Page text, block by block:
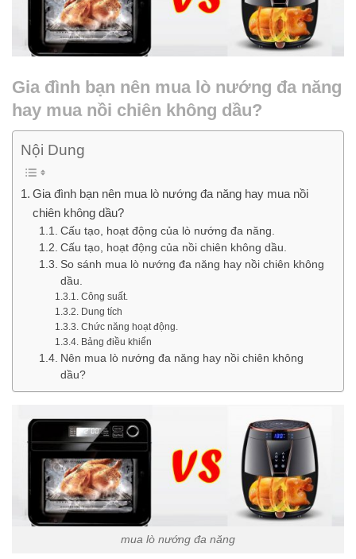
Gia đình bạn nên mua lò nướng đa năng
hay mua nồi chiên không dầu?
Nội Dung
Gia đình bạn nên mua lò nướng đa năng hay mua nồi
chiên không dầu?
Cấu tạo, hoạt động của lò nướng đa năng.
Cấu tạo, hoạt động của nồi chiên không dầu.
So sánh mua lò nướng đa năng hay nồi chiên không
dầu.
Công suất.
Dung tích
Chức năng hoạt động.
Bảng điều khiển
Nên mua lò nướng đa năng hay nồi chiên không
dầu?
mua lò nướng đa năng